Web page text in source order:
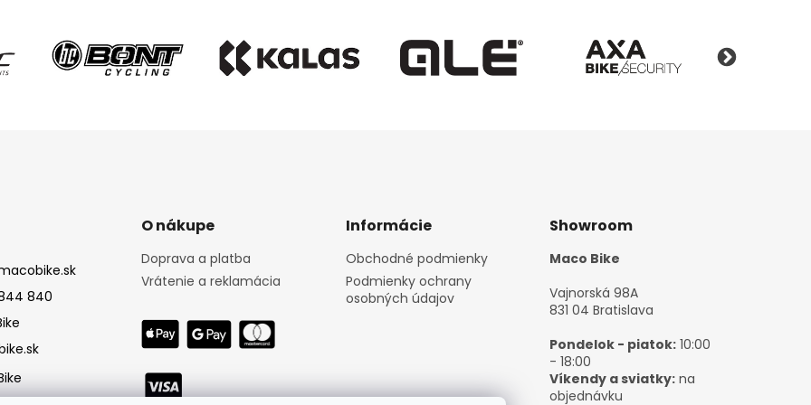
840
O nákupe
Doprava a platba
Vrátenie a reklamácia
Informácie
Obchodné podmienky
Podmienky ochrany
osobných údajov
Showroom
Maco Bike
Vajnorská 98A
831 04 Bratislava
Pondelok - piatok: 10:00
- 18:00
Víkendy a sviatky: na
objednávku